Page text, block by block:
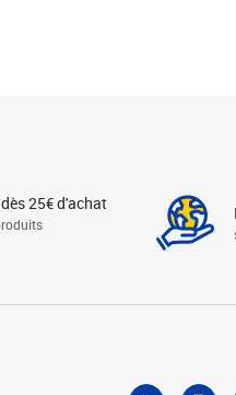
25€ d'achat